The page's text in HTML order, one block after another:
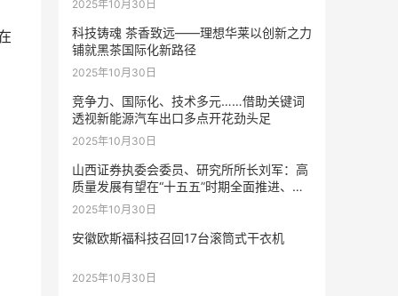
2025年10月30日
科技铸魂 茶香致远——理想华莱以创新之力
铺就黑茶国际化新路径
2025年10月30日
竞争力、国际化、技术多元……借助关键词
透视新能源汽车出口多点开花劲头足
2025年10月30日
山西证券执委会委员、研究所所长刘军：高
质量发展有望在“十五五”时期全面推进、持
续提升
2025年10月30日
安徽欧斯福科技召回17台滚筒式干衣机
2025年10月30日